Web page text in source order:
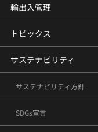
輸出入管理
トピックス
サステナビリティ
サステナビリティ方針
SDGs宣言